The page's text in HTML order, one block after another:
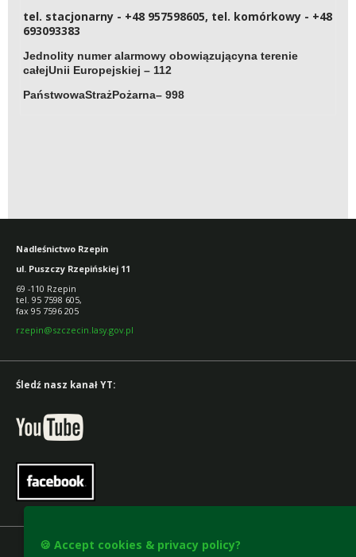
tel. stacjonarny - +48 957598605, tel. komórkowy - +48
693093383
Jednolity numeralarmowy obowiązującynaterenie
całejUnii Europejskiej – 112
PaństwowaStrażPożarna– 998
Nadleśnictwo Rzepin
ul. Puszczy Rzepińskiej 11
69 -110 Rzepin
tel. 95 7598 605,
fax 95 7596 205
rzepin@szczecin.lasy.gov.pl
Śledź nasz kanał YT:
🍪 Accept cookies & privacy policy?